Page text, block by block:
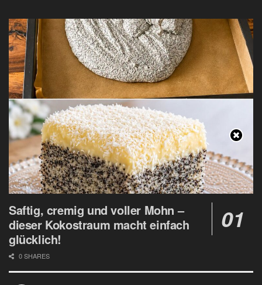
Saftig, cremig und voller Mohn –
dieser Kokostraum macht einfach
glücklich!
0 SHARES